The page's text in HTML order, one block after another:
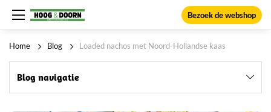
Bezoek de webshop
Home Blog Loaded nachos met Noord-Hollandse kaas
Blog navigatie